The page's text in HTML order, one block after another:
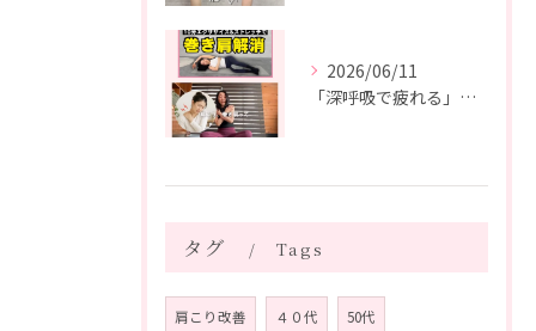
2026/06/11
「深呼吸で疲れる」の、実は普通じゃありません。
タグ Tags
肩こり改善 ４０代 50代